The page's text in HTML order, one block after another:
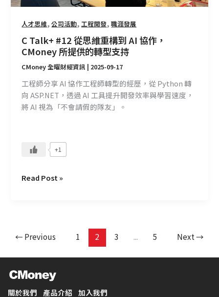
人才思維,公司活動, 工程開發,職涯發展
C Talk+ #12 從思維重構到 AI 協作，
CMoney 所提供的轉型支持
CMoney 全曜財經資訊 | 2025-09-17
工程師分享 AI 協作工程師轉型的經歷，從 Python 轉
向 ASP.NET，透過 AI 工具提升開發效率與學習速度，
將 AI 視為「不會請假的隊友」。
+1
CMoney
所
提
的
轉
型
支
Read Post »
← Previous 1 2 3 ... 5 Next→
關於我們 產品介紹 加入我們